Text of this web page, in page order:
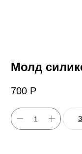
Молд
700 Р